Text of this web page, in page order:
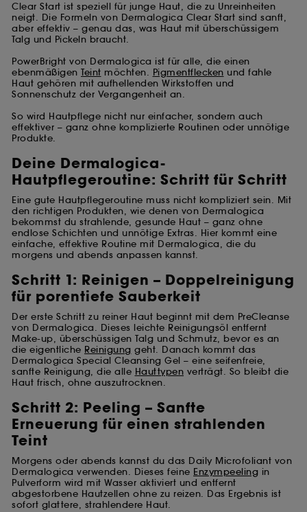
Clear Start ist speziell für junge Haut, die zu Unreinheiten
neigt. Die Formeln von Dermalogica Clear Start sind sanft,
aber effektiv – genau das, was Haut mit überschüssigem
Talg und Pickeln braucht.
PowerBright von Dermalogica ist für alle, die einen
ebenmäßigen Teint möchten. Pigmentflecken und fahle
Haut gehören mit aufhellenden Wirkstoffen und
Sonnenschutz der Vergangenheit an.
So wird Hautpflege nicht nur einfacher, sondern auch
effektiver – ganz ohne komplizierte Routinen oder unnötige
Produkte.
Deine Dermalogica-
Hautpflegeroutine: Schritt für Schritt
Eine gute Hautpflegeroutine muss nicht kompliziert sein. Mit
den richtigen Produkten, wie denen von Dermalogica
bekommst du strahlende, gesunde Haut – ganz ohne
endlose Schichten und unnötige Extras. Hier kommt eine
einfache, effektive Routine mit Dermalogica, die du
morgens und abends anpassen kannst.
Schritt 1: Reinigen – Doppelreinigung
für porentiefe Sauberkeit
Der erste Schritt zu reiner Haut beginnt mit dem PreCleanse
von Dermalogica. Dieses leichte Reinigungsöl entfernt
Make-up, überschüssigen Talg und Schmutz, bevor es an
die eigentliche Reinigung geht. Danach kommt das
Dermalogica Special Cleansing Gel – eine seifenfreie,
sanfte Reinigung, die alle Hauttypen verträgt. So bleibt die
Haut frisch, ohne auszutrocknen.
Schritt 2: Peeling – Sanfte
Erneuerung für einen strahlenden
Teint
Morgens oder abends kannst du das Daily Microfoliant von
Dermalogica verwenden. Dieses feine Enzympeeling in
Pulverform wird mit Wasser aktiviert und entfernt
abgestorbene Hautzellen ohne zu reizen. Das Ergebnis ist
sofort glattere, strahlendere Haut.